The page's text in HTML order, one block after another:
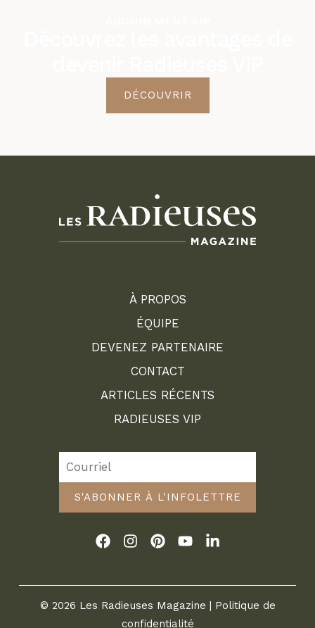
DÉCOUVRIR
À PROPOS
ÉQUIPE
DEVENEZ PARTENAIRE
CONTACT
ARTICLES RÉCENTS
RADIEUSES VIP
S'ABONNER À L'INFOLETTRE
© 2026 Les Radieuses Magazine | Politique de
confidentialité